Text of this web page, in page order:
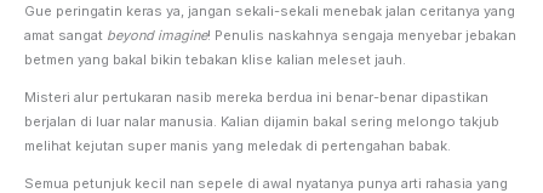
Gue peringatin keras ya, jangan sekali-sekali menebak jalan ceritanya yang
amat sangat beyond imagine! Penulis naskahnya sengaja menyebar jebakan
betmen yang bakal bikin tebakan klise kalian meleset jauh.
Misteri alur pertukaran nasib mereka berdua ini benar-benar dipastikan
berjalan di luar nalar manusia. Kalian dijamin bakal sering melongo takjub
melihat kejutan super manis yang meledak di pertengahan babak.
Semua petunjuk kecil nan sepele di awal nyatanya punya arti rahasia yang